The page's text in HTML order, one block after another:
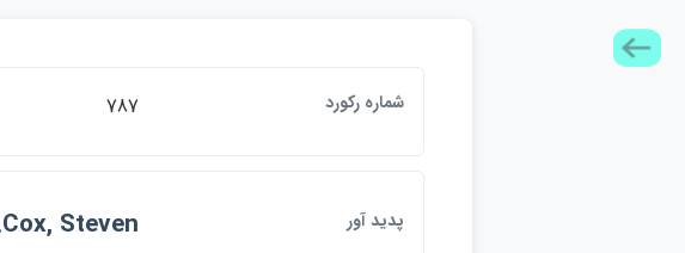
شماره رکورد 787
پديد آور Steven